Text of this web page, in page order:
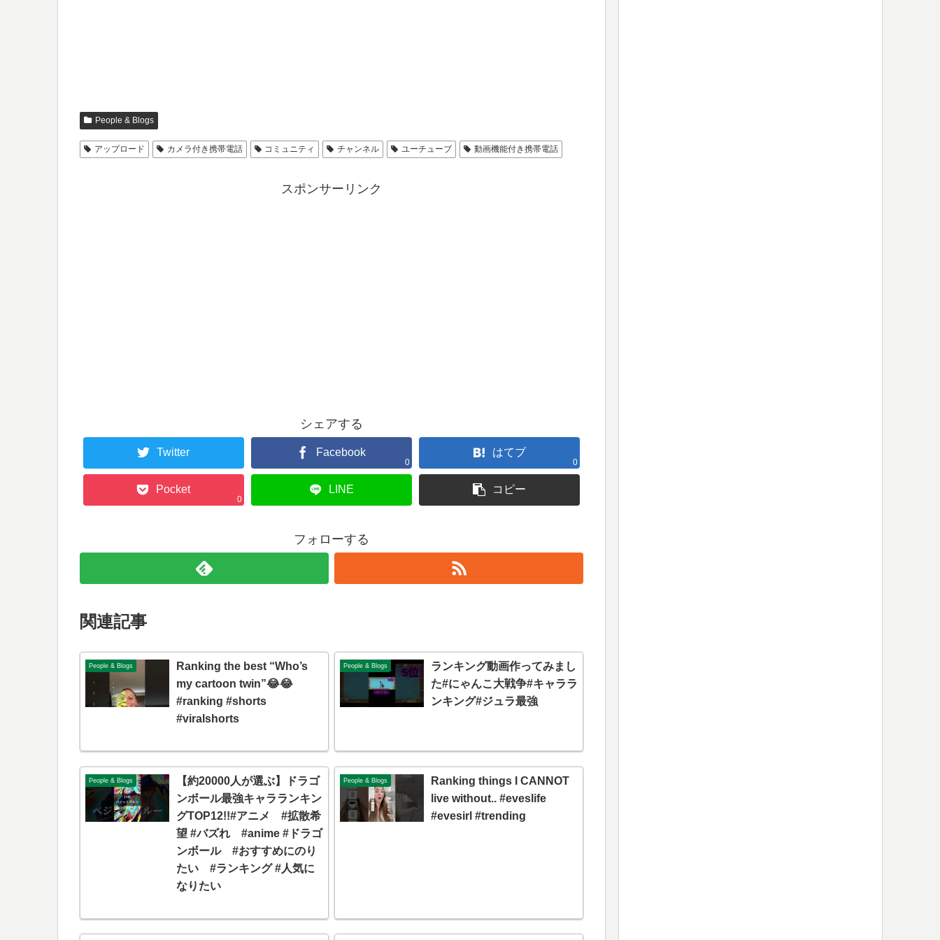
People & Blogs
アップロード カメラ付き携帯電話 コミュニティ チャンネル ユーチューブ 動画機能付き携帯電話
スポンサーリンク
シェアする
Twitter Facebook
0
はてブ
0
Pocket
0
LINE コピー
フォローする
関連記事
People & Blogs
Ranking the best “Who’s
my cartoon twin”😂😂
#ranking #shorts
#viralshorts
People & Blogs
ランキング動画作ってみまし
た#にゃんこ大戦争#キャララ
ンキング#ジュラ最強
People & Blogs
【約20000人が選ぶ】ドラゴ
ンボール最強キャラランキン
グTOP12!!#アニメ #拡散希
望 #バズれ #anime #ドラゴ
ンボール #おすすめにのり
たい #ランキング #人気に
なりたい
People & Blogs
Ranking things I CANNOT
live without.. #eveslife
#evesirl #trending